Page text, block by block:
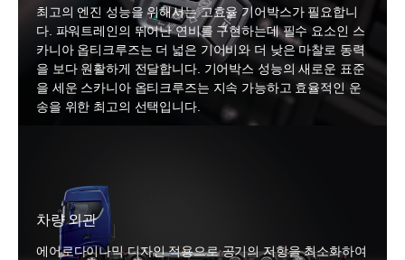
최고의 엔진 성능을 위해서는 고효율 기어박스가 필요합니
다. 파워트레인의 뛰어난 연비를 구현하는데 필수 요소인 스
카니아 옵티크루즈는 더 넓은 기어비와 더 낮은 마찰로 동력
을 보다 원활하게 전달합니다. 기어박스 성능의 새로운 표준
을 세운 스카니아 옵티크루즈는 지속 가능하고 효율적인 운
송을 위한 최고의 선택입니다.
차량 외관
에어로다이나믹 디자인 적용으로 공기의 저항을 최소화하여